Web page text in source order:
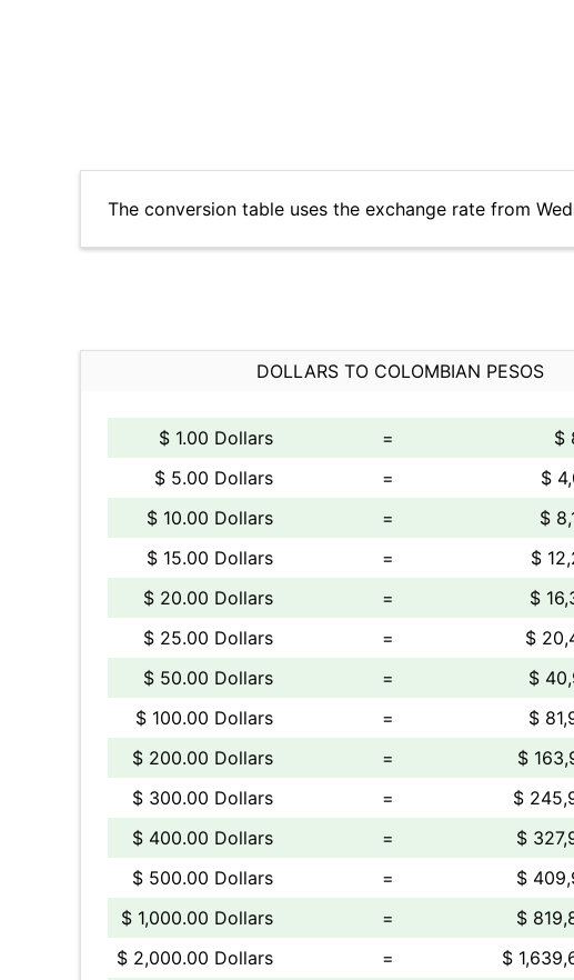
The conversion table uses the exchange rate from
DOLLARS TO COLOMBIAN PESOS
$ 1.00 Dollars =
$
$ 5.00 Dollars
=
$
$ 10.00 Dollars
=
$
$ 15.00 Dollars
=
$
$ 20.00 Dollars
=
$
$ 25.00 Dollars
=
$
$ 50.00 Dollars
=
$
$ 100.00 Dollars
=
$
$ 200.00 Dollars
=
$
$ 300.00 Dollars
=
$
$ 400.00 Dollars
=
$
$ 500.00 Dollars
=
$
$ 1,000.00 Dollars
=
$
$ 2,000.00 Dollars
= $